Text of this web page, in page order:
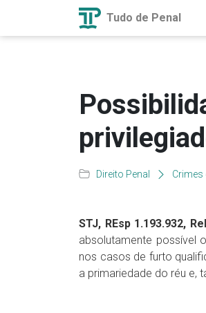
Tudo de Penal
Direito Penal Crimes
STJ, REsp 1.193.932,
absolutamente possível
nos casos de furto
a primariedade do réu e,